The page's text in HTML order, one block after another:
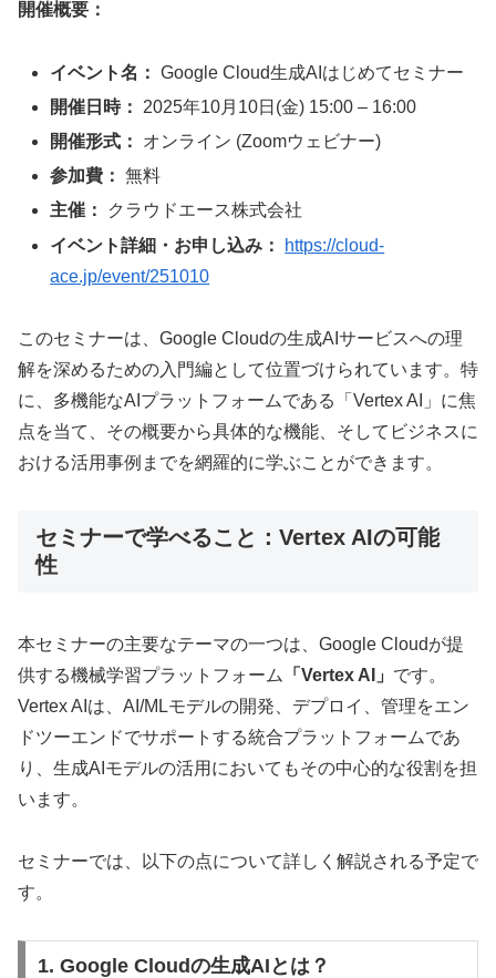
開催概要：
イベント名： Google Cloud生成AIはじめてセミナー
開催日時：
2025年10月10日(金) 15:00 – 16:00
開催形式：
オンライン (Zoomウェビナー)
参加費： 無料
主催：
クラウドエース株式会社
イベント詳細・お申し込み：
https://cloud-
ace.jp/event/251010
このセミナーは、Google Cloudの生成AIサービスへの理
解を深めるための入門編として位置づけられています。特
に、多機能なAIプラットフォームである「Vertex AI」に焦
点を当て、その概要から具体的な機能、そしてビジネスに
おける活用事例までを網羅的に学ぶことができます。
セミナーで学べること：Vertex AIの可能
性
本セミナーの主要なテーマの一つは、Google Cloudが提
供する機械学習プラットフォーム
「Vertex AI」 です。
Vertex AIは、AI/MLモデルの開発、デプロイ、管理をエン
ドツーエンドでサポートする統合プラットフォームであ
り、生成AIモデルの活用においてもその中心的な役割を担
います。
セミナーでは、以下の点について詳しく解説される予定で
す。
1. Google Cloudの生成AIとは？